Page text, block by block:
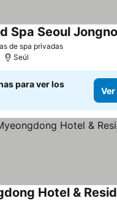
de spa privadas
Spa Seoul
Seúl
para ver los
Hotel &